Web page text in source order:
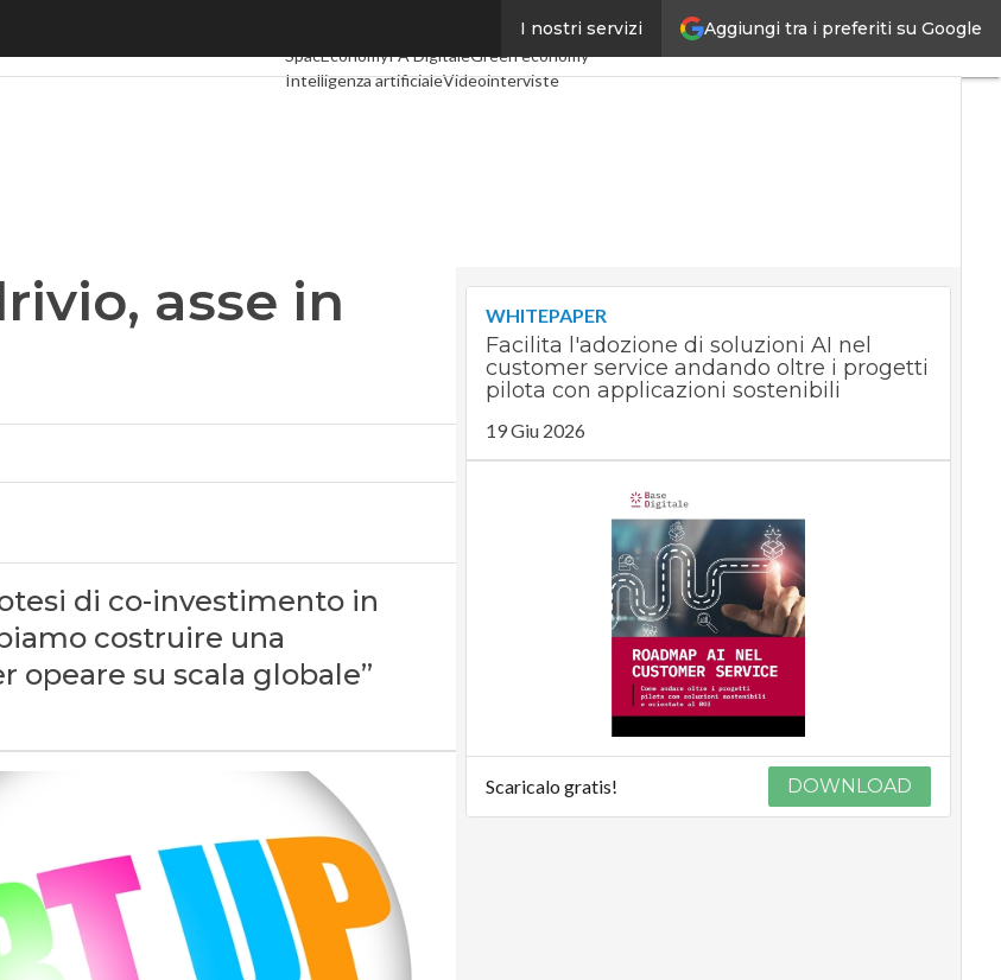
Aggiungi tra i preferiti su Google
I nostri servizi
TelcoIndustria 4.0
SpacEconomyPA DigitaleGreen economy
Intelligenza artificialeVideointerviste
asse in
di co-investimento in
costruire una
opeare su scala globale”
WHITEPAPER
Facilita l'adozione di soluzioni AI nel
customer service andando oltre i progetti
pilota con applicazioni sostenibili
19 Giu 2026
Scaricalo gratis! DOWNLOAD